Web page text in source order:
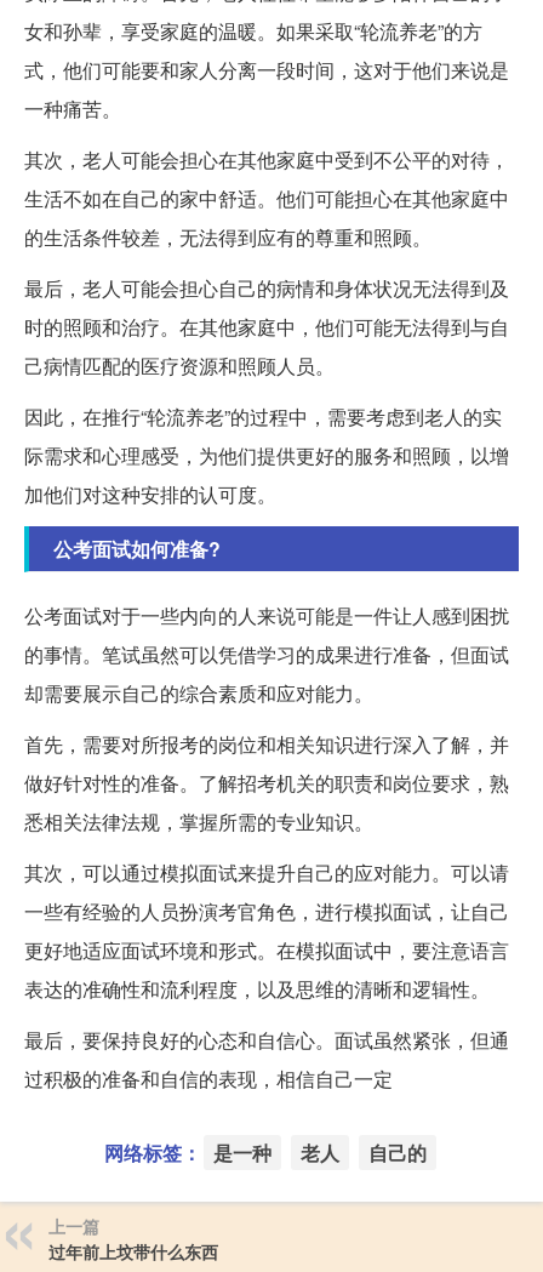
女和孙辈，享受家庭的温暖。如果采取“轮流养老”的方
式，他们可能要和家人分离一段时间，这对于他们来说是
一种痛苦。
其次，老人可能会担心在其他家庭中受到不公平的对待，
生活不如在自己的家中舒适。他们可能担心在其他家庭中
的生活条件较差，无法得到应有的尊重和照顾。
最后，老人可能会担心自己的病情和身体状况无法得到及
时的照顾和治疗。在其他家庭中，他们可能无法得到与自
己病情匹配的医疗资源和照顾人员。
因此，在推行“轮流养老”的过程中，需要考虑到老人的实
际需求和心理感受，为他们提供更好的服务和照顾，以增
加他们对这种安排的认可度。
公考面试如何准备?
公考面试对于一些内向的人来说可能是一件让人感到困扰
的事情。笔试虽然可以凭借学习的成果进行准备，但面试
却需要展示自己的综合素质和应对能力。
首先，需要对所报考的岗位和相关知识进行深入了解，并
做好针对性的准备。了解招考机关的职责和岗位要求，熟
悉相关法律法规，掌握所需的专业知识。
其次，可以通过模拟面试来提升自己的应对能力。可以请
一些有经验的人员扮演考官角色，进行模拟面试，让自己
更好地适应面试环境和形式。在模拟面试中，要注意语言
表达的准确性和流利程度，以及思维的清晰和逻辑性。
最后，要保持良好的心态和自信心。面试虽然紧张，但通
过积极的准备和自信的表现，相信自己一定
网络标签： 是一种 老人 自己的
上一篇
过年前上坟带什么东西